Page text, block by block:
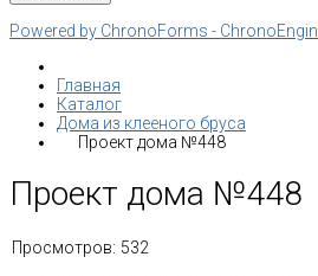
Powered by ChronoForms -
Главная
Каталог
Дома из клееного бруса
Проект дома №448
Проект дома №448
Просмотров: 532